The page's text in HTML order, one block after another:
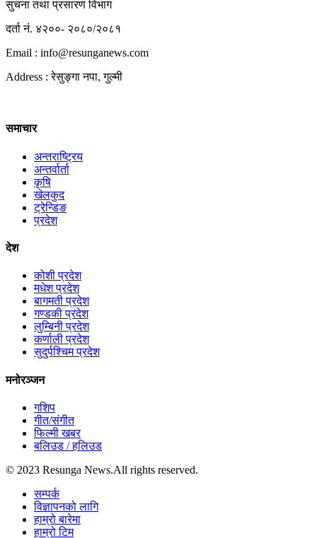
सुचना तथा प्रसारण विभाग
दर्ता नं. ४२००- २०८०/२०८१
Email : info@resunganews.com
Address : रेसुङ्गा नपा, गुल्मी
समाचार
अन्तराष्ट्रिय
अन्तर्वार्ता
कृषि
खेलकुद
ट्रेन्डिङ
प्रदेश
देश
कोशी प्रदेश
मधेश प्रदेश
बागमती प्रदेश
गण्डकी प्रदेश
लुम्बिनी प्रदेश
कर्णाली प्रदेश
सुदुर्पश्चिम प्रदेश
मनोरञ्जन
गशिप
गीत/संगीत
फिल्मी खबर
बलिउड / हलिउड
© 2023 Resunga News.All rights reserved.
सम्पर्क
विज्ञापनको लागि
हाम्रो बारेमा
हाम्रो टिम